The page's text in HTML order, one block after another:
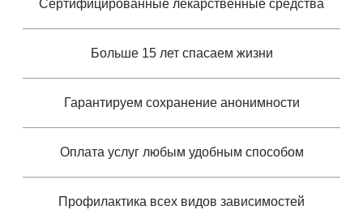
Сертифицированные лекарственные средства
Больше 15 лет спасаем жизни
Гарантируем сохранение анонимности
Оплата услуг любым удобным способом
Профилактика всех видов зависимостей